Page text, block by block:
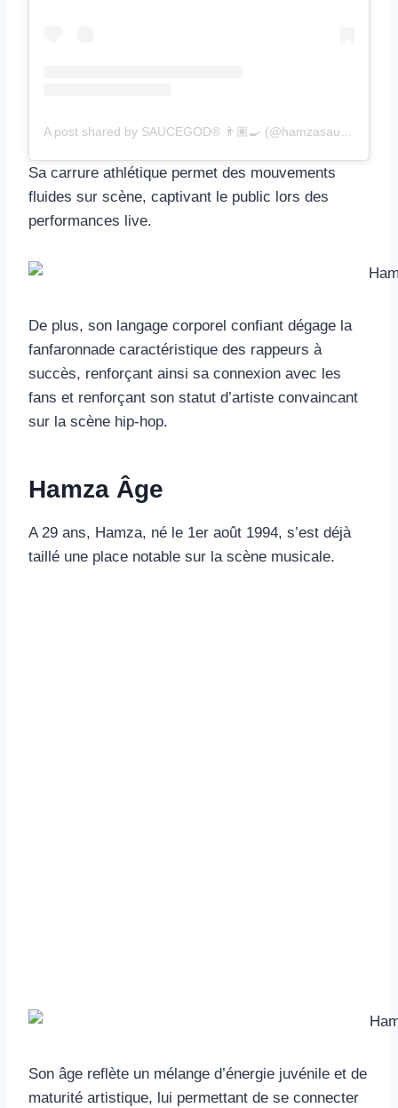
Sa carrure athlétique permet des mouvements
fluides sur scène, captivant le public lors des
performances live.
De plus, son langage corporel confiant dégage la
fanfaronnade caractéristique des rappeurs à
succès, renforçant ainsi sa connexion avec les
fans et renforçant son statut d’artiste convaincant
sur la scène hip-hop.
Hamza Âge
A 29 ans, Hamza, né le 1er août 1994, s’est déjà
taillé une place notable sur la scène musicale.
Son âge reflète un mélange d’énergie juvénile et de
maturité artistique, lui permettant de se connecter